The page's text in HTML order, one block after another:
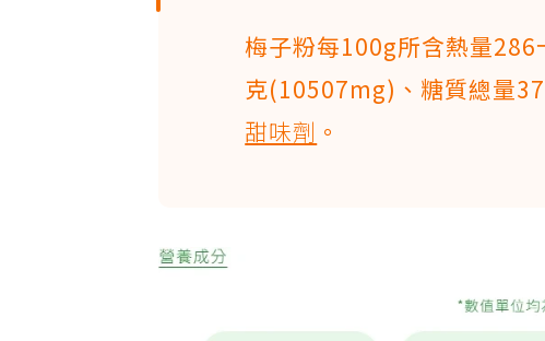
梅子粉每100g所含熱量
克(10507mg)、糖質總量
甜味劑